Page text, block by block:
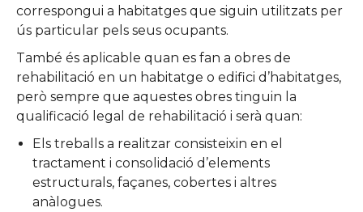
correspongui a habitatges que siguin utilitzats per
ús particular pels seus ocupants.
També és aplicable quan es fan a obres de
rehabilitació en un habitatge o edifici d’habitatges,
però sempre que aquestes obres tinguin la
qualificació legal de rehabilitació i serà quan:
Els treballs a realitzar consisteixin en el
tractament i consolidació d’elements
estructurals, façanes, cobertes i altres
anàlogues.